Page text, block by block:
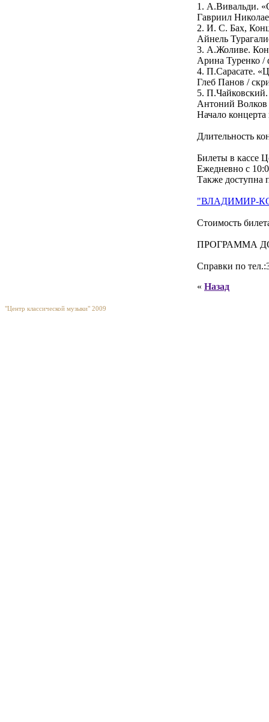
1. А.Вивальди.
Гавриил
2. И. С. Бах,
Айнель
3. А.Жоливе.
Арина Туренко /
4. П.Сарасате.
Глеб Панов /
5.
Антоний Волков
Начало концерта
Длительность
Билеты в кассе
Ежедневно с
Также доступна
"ВЛАДИМИР-
Стоимость
ПРОГРАММА
Справки по
« Назад
"Центр классической музыки" 2009